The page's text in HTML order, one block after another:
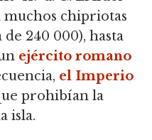
chipriotas
240 000), hasta
ejército romano
el Imperio
prohibían la
isla.